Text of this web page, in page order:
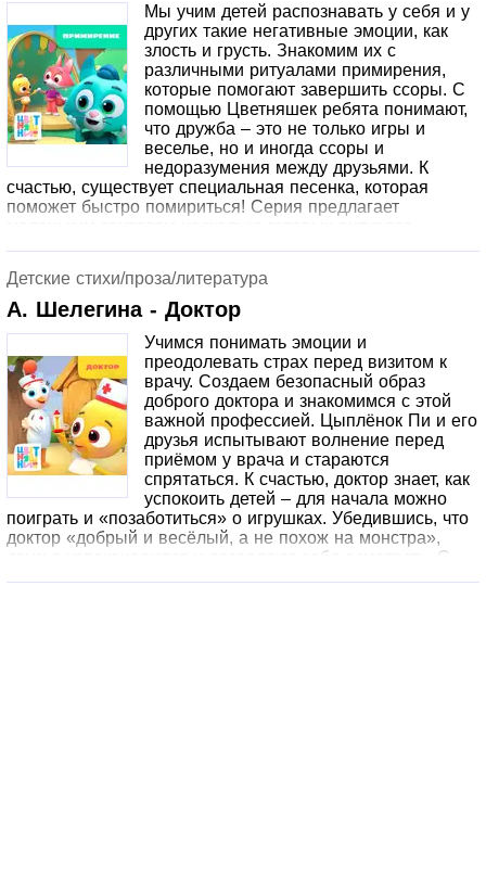
Мы учим детей распознавать у себя и у
других такие негативные эмоции, как
злость и грусть. Знакомим их с
различными ритуалами примирения,
которые помогают завершить ссоры. С
помощью Цветняшек ребята понимают,
что дружба – это не только игры и
веселье, но и иногда ссоры и
недоразумения между друзьями. К
счастью, существует специальная песенка, которая
поможет быстро помириться! Серия предлагает
малышом разные способы мириться и предлагайте
вспоминать их в конфликтных ситуациях.
Детские стихи/проза/литература
А. Шелегина - Доктор
Учимся понимать эмоции и
преодолевать страх перед визитом к
врачу. Создаем безопасный образ
доброго доктора и знакомимся с этой
важной профессией. Цыплёнок Пи и его
друзья испытывают волнение перед
приёмом у врача и стараются
спрятаться. К счастью, доктор знает, как
успокоить детей – для начала можно
поиграть и «позаботиться» о игрушках. Убедившись, что
доктор «добрый и весёлый, а не похож на монстра»,
друзья успокаиваются и позволяют себя осмотреть. С